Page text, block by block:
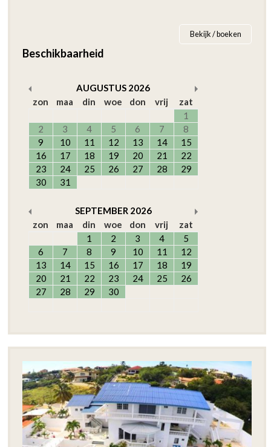
Bekijk / boeken
Beschikbaarheid
AUGUSTUS 2026
zon
maa din woe don vrij
zat
1
2
3 4 5 6 7
8
9
10 11 12 13 14
15
16
17 18 19 20 21
22
23
24 25 26 27 28
29
30
31
SEPTEMBER 2026
zon
maa din woe don vrij
zat
1
2 3 4
5
6
7 8 9 10 11
12
13
14 15 16 17 18
19
20
21 22 23 24 25
26
27
28 29 30